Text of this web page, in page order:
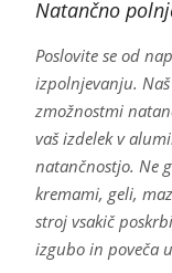
Natančno
Poslovite se od
izpolnjevanju.
zmožnostmi
vaš izdelek v
natančnostjo. Ne
kremami, geli,
stroj vsakič
izgubo in poveča